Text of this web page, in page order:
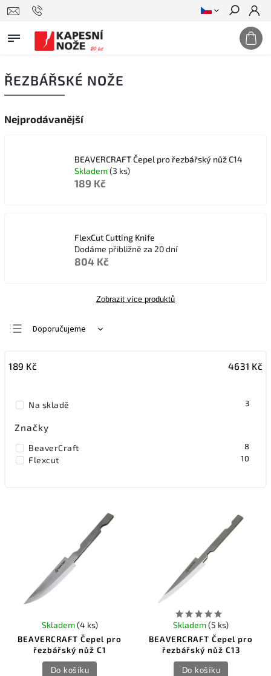
Hledat
ŘEZBÁŘSKÉ NOŽE
Nejprodávanější
BEAVERCRAFT Čepel pro řezbářský nůž C14
Skladem(3 ks)
189 Kč
FlexCut Cutting Knife
Dodáme přibližně za 20 dní
804 Kč
Zobrazit více produktů
Doporučujeme
Nejdražší
Abecedně
189 Kč 4631 Kč
Na skladě 3
Značky
BeaverCraft 8
Flexcut 10
BEAVERCRAFT Čepel pro
řezbářský nůž C1
Skladem(4 ks)
Do košíku
BEAVERCRAFT Čepel pro
řezbářský nůž C13
Skladem(5 ks)
Do košíku